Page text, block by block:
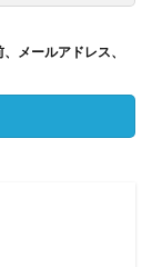
メールアドレス、